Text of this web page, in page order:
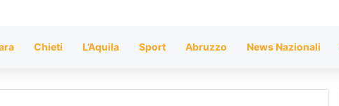
Chieti L’Aquila Sport Abruzzo News Nazionali